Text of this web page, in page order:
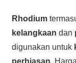
Rhodium
kelangkaan dan
digunakan untuk
perhiasan. Harga